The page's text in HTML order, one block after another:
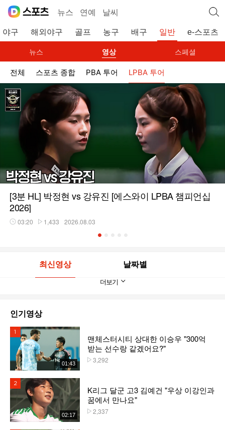
뉴스 연예 날씨
야구 해외야구 골프 농구 배구 일반 e-스포츠
뉴스 영상 스페셜
전체 스포츠 종합 PBA 투어 LPBA 투어
[3분 HL] 박정현 vs 강유진 [에스와이 LPBA 챔피언십
2026]
03:20 1,433 2026.08.03
최신영상 날짜별
더보기
인기영상
01:43
맨체스터시티 상대한 이승우 "300억
받는 선수랑 같겠어요?"
3,292
02:17
K리그 달군 고3 김예건 "우상 이강인과
꿈에서 만나요"
2,337